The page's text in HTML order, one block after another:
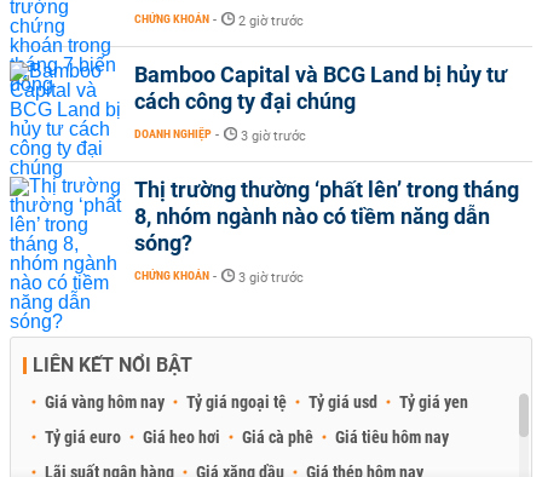
CHỨNG KHOÁN - 2 giờ trước
Bamboo Capital và BCG Land bị hủy tư
cách công ty đại chúng
DOANH NGHIỆP - 3 giờ trước
Thị trường thường ‘phất lên’ trong tháng
8, nhóm ngành nào có tiềm năng dẫn
sóng?
CHỨNG KHOÁN - 3 giờ trước
LIÊN KẾT NỔI BẬT
Giá vàng hôm nay Tỷ giá ngoại tệ Tỷ giá usd
Tỷ giá yen
Tỷ giá euro
Giá heo hơi Giá cà phê
Giá tiêu hôm nay
Lãi suất ngân hàng
Giá xăng dầu Giá thép hôm nay